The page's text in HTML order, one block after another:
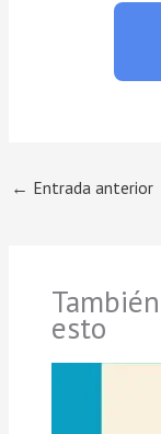
← Entrada anterior
esto